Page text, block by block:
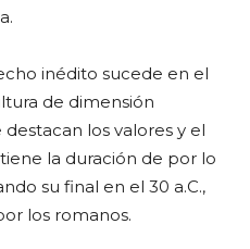
inédito sucede en el
de dimensión
los valores y el
la duración de por lo
su final en el 30 a.C.,
los romanos.